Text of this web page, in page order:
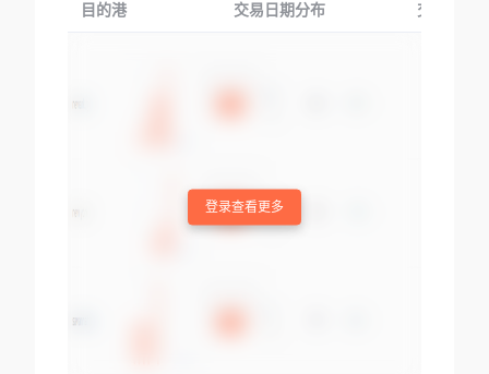
目的港 交易日期分布 交易产品
登录查看更多